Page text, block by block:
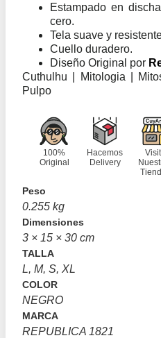
Estampado en
cero.
Tela suave y
Cuello duradero.
Diseño Original por
Cuthulhu | Mitologia |
Pulpo
100%
Original
Hacemos
Delivery
Peso
0.255 kg
Dimensiones
3 × 15 × 30 cm
TALLA
L, M, S, XL
COLOR
NEGRO
MARCA
REPUBLICA 1821